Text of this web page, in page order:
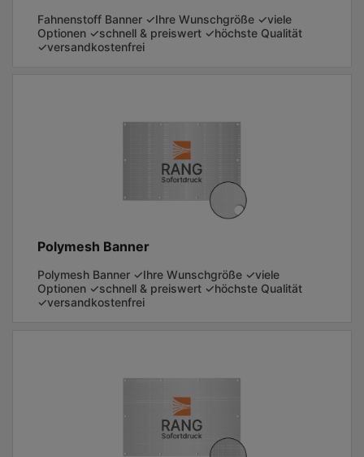
Fahnenstoff Banner ✓Ihre Wunschgröße ✓viele
Optionen ✓schnell & preiswert ✓höchste Qualität
✓versandkostenfrei
Polymesh Banner
Polymesh Banner ✓Ihre Wunschgröße ✓viele
Optionen ✓schnell & preiswert ✓höchste Qualität
✓versandkostenfrei